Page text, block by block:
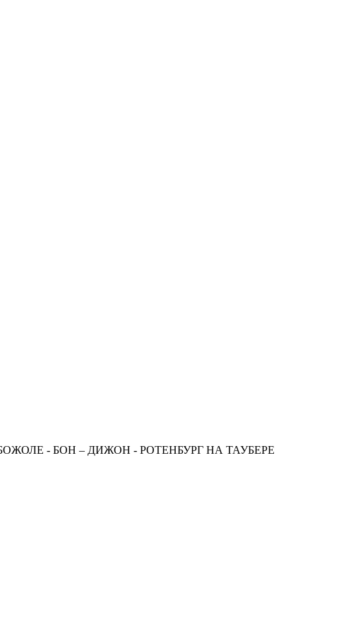
- БОН – ДИЖОН - РОТЕНБУРГ НА ТАУБЕРЕ